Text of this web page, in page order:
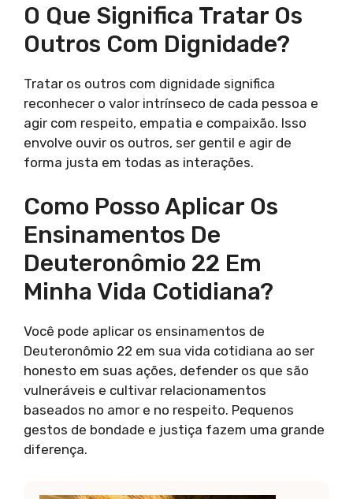
O Que Significa Tratar Os
Outros Com Dignidade?
Tratar os outros com dignidade significa
reconhecer o valor intrínseco de cada pessoa e
agir com respeito, empatia e compaixão. Isso
envolve ouvir os outros, ser gentil e agir de
forma justa em todas as interações.
Como Posso Aplicar Os
Ensinamentos De
Deuteronômio 22 Em
Minha Vida Cotidiana?
Você pode aplicar os ensinamentos de
Deuteronômio 22 em sua vida cotidiana ao ser
honesto em suas ações, defender os que são
vulneráveis e cultivar relacionamentos
baseados no amor e no respeito. Pequenos
gestos de bondade e justiça fazem uma grande
diferença.